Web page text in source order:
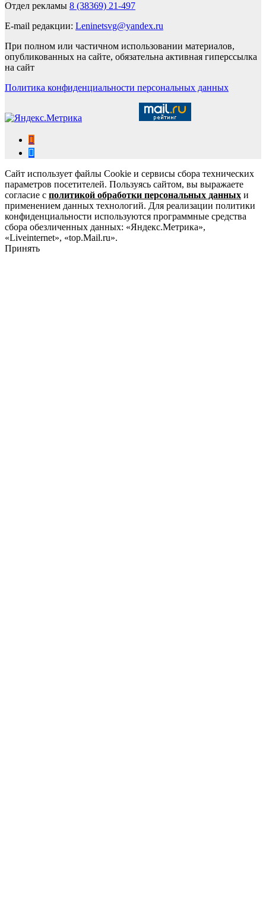
Отдел рекламы 8 (38369) 21-497
E-mail редакции: Leninetsvg@yandex.ru
При полном или частичном использовании материалов,
опубликованных на сайте, обязательна активная гиперссылка
на сайт
Политика конфиденциальности персональных данных
Сайт использует файлы Cookie и сервисы сбора технических
параметров посетителей. Пользуясь сайтом, вы выражаете
согласие с политикой обработки персональных данных и
применением данных технологий. Для реализации политики
конфиденциальности используются программные средства
сбора обезличенных данных: «Яндекс.Метрика»,
«Liveinternet», «top.Mail.ru».
Принять